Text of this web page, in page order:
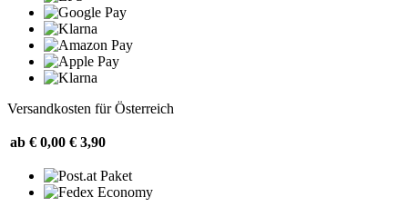
Versandkosten für Österreich
ab € 0,00 € 3,90